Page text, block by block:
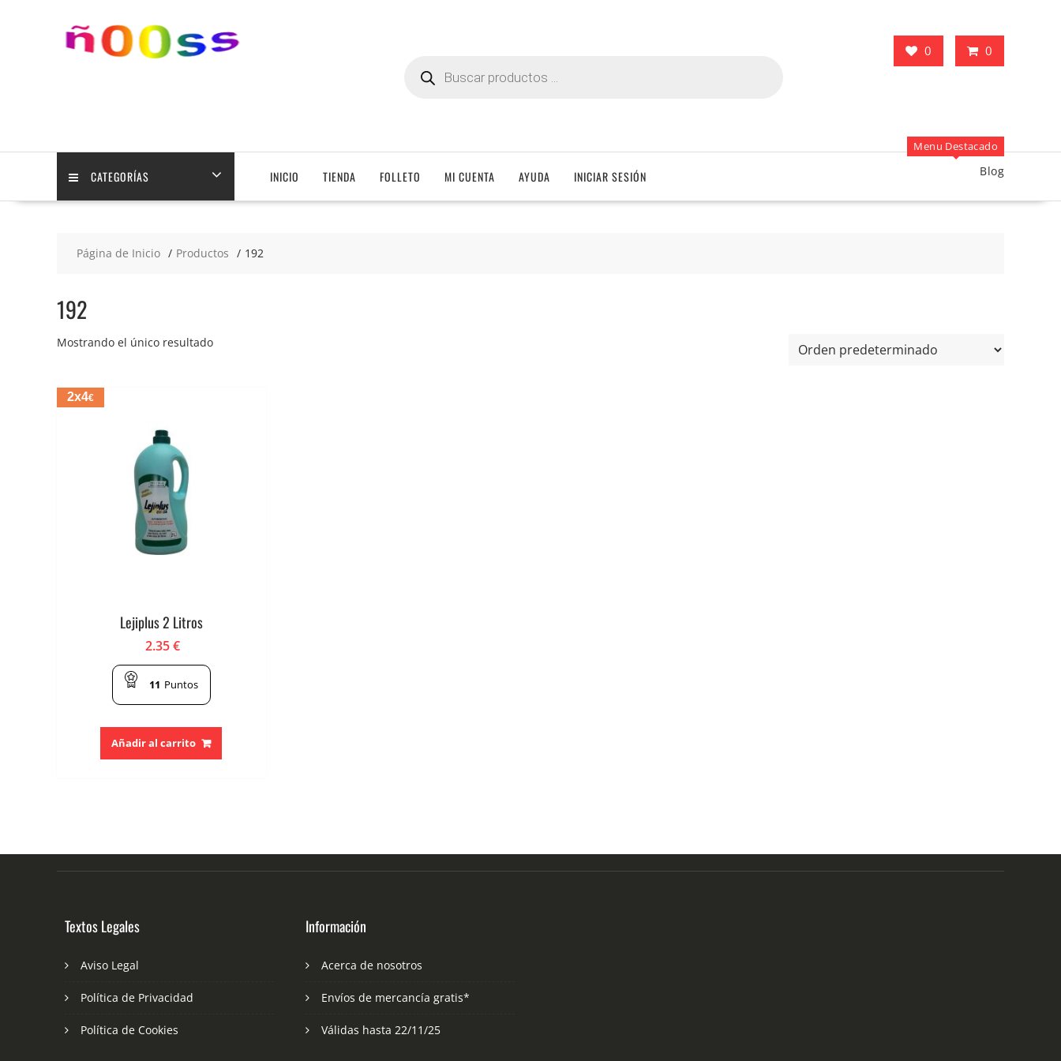
0 0
productos
CATEGORÍAS INICIO TIENDA FOLLETO MI CUENTA AYUDA INICIAR SESIÓN
Menu Destacado
Blog
Página de Inicio Productos 192
192
Mostrando el único resultado
2x4€
Lejiplus 2 Litros
2.35€
11 Puntos
Añadir al carrito
Textos Legales
Aviso Legal
Política de Privacidad
Política de Cookies
Información
Acerca de nosotros
Envíos de mercancía gratis*
Válidas hasta 22/11/25